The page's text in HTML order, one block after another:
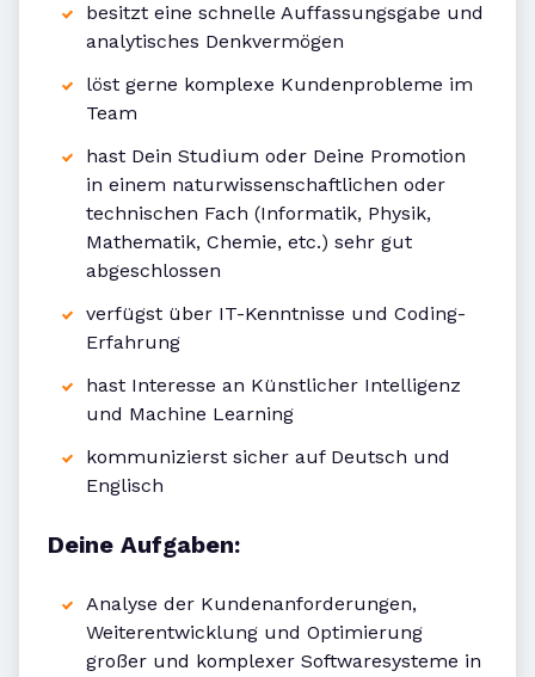
besitzt eine schnelle Auffassungsgabe und
analytisches Denkvermögen
löst gerne komplexe Kundenprobleme im
Team
hast Dein Studium oder Deine Promotion
in einem naturwissenschaftlichen oder
technischen Fach (Informatik, Physik,
Mathematik, Chemie, etc.) sehr gut
abgeschlossen
verfügst über IT-Kenntnisse und Coding-
Erfahrung
hast Interesse an Künstlicher Intelligenz
und Machine Learning
kommunizierst sicher auf Deutsch und
Englisch
Deine Aufgaben:
Analyse der Kundenanforderungen,
Weiterentwicklung und Optimierung
großer und komplexer Softwaresysteme in